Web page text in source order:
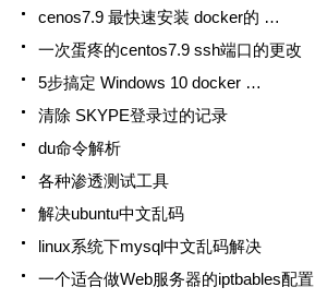
cenos7.9 最快速安装 docker的 …
一次蛋疼的centos7.9 ssh端口的更改
5步搞定 Windows 10 docker …
清除 SKYPE登录过的记录
du命令解析
各种渗透测试工具
解决ubuntu中文乱码
linux系统下mysql中文乱码解决
一个适合做Web服务器的iptbables配置